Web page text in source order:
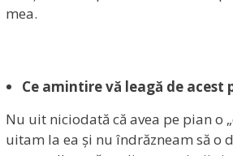
mea.
Ce amintire vă leagă de acest
Nu uit niciodată că avea pe pian o
uitam la ea și nu îndrăzneam să o